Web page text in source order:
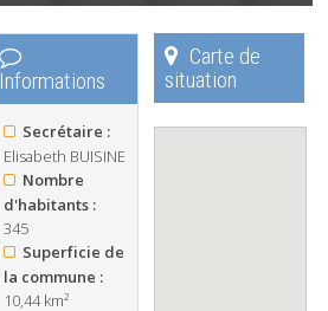
Informations
Secrétaire :
Elisabeth BUISINE
Nombre
d'habitants :
345
Superficie de
la commune :
10,44 km²
Carte de
situation